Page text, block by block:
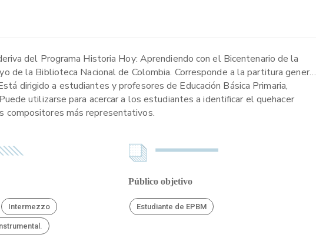
del Programa Historia Hoy: Aprendiendo con el Bicentenario de la
de la Biblioteca Nacional de Colombia. Corresponde a la partitura general
dirigido a estudiantes y profesores de Educación Básica Primaria,
utilizarse para acercar a los estudiantes a identificar el quehacer
compositores más representativos.
Intermezzo
Público objetivo
Estudiante de EPBM